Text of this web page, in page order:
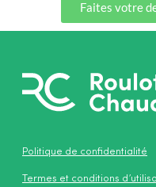
Faites votre
Politique de confidentialité
Termes et conditions